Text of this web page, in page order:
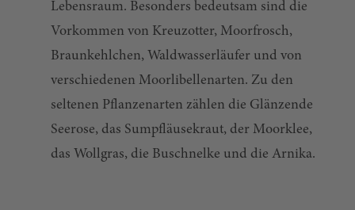
Lebensraum. Besonders bedeutsam sind die
Vorkommen von Kreuzotter, Moorfrosch,
Braunkehlchen, Waldwasserläufer und von
verschiedenen Moorlibellenarten. Zu den
seltenen Pflanzenarten zählen die Glänzende
Seerose, das Sumpfläusekraut, der Moorklee,
das Wollgras, die Buschnelke und die Arnika.